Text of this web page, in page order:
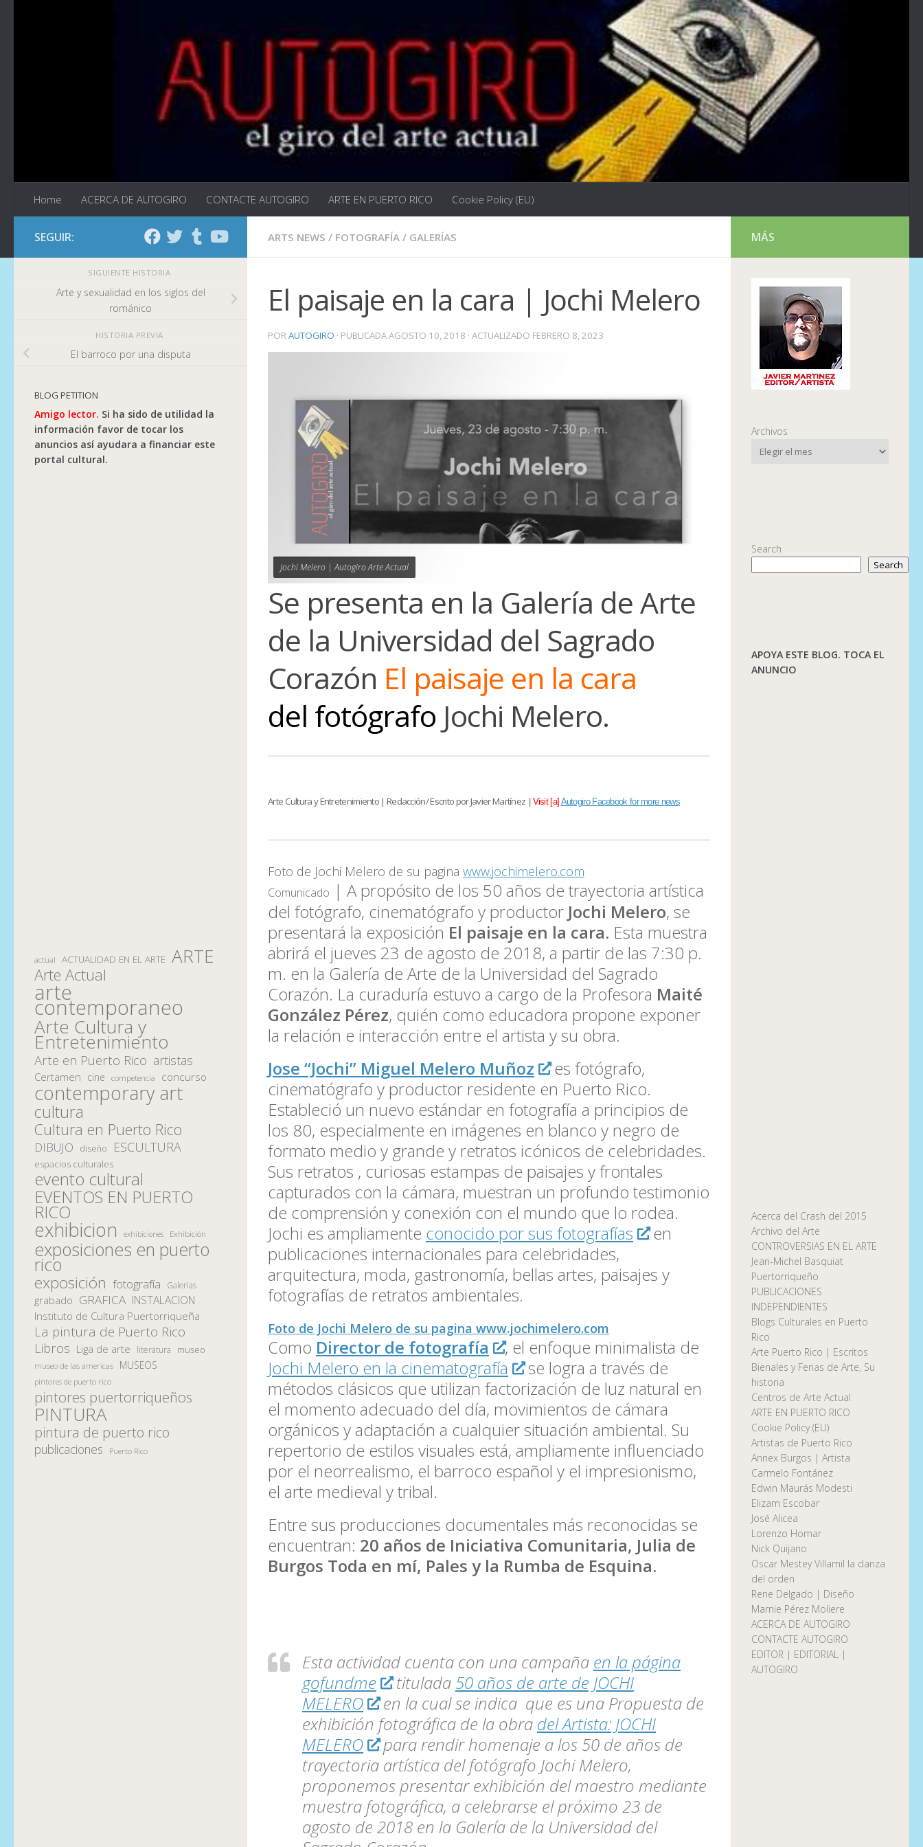
Home ACERCA DE AUTOGIRO CONTACTE AUTOGIRO ARTE EN PUERTO RICO Cookie Policy (EU)
ARTS NEWS / FOTOGRAFÍA / GALERÍAS
El paisaje en la cara | Jochi Melero
PORAUTOGIRO · PUBLICADAAGOSTO 10, 2018 · ACTUALIZADO FEBRERO 8, 2023
Jochi Melero | Autogiro Arte Actual
Se presenta en la Galería de Arte
de la Universidad del Sagrado
Corazón El paisaje en la cara
del fotógrafo Jochi Melero.
Arte Cultura y Entretenimiento | Redacción/ Escrito por Javier Martínez Visit [a] Autogiro Facebook for more news
Foto de Jochi Melero de su pagina www.jochimelero.com
Comunicado | A propósito de los 50 años de trayectoria artística
del fotógrafo, cinematógrafo y productor Jochi Melero, se
presentará la exposición El paisaje en la cara. Esta muestra
abrirá el jueves 23 de agosto de 2018, a partir de las 7:30 p.
m. en la Galería de Arte de la Universidad del Sagrado
Corazón. La curaduría estuvo a cargo de la Profesora Maité
González Pérez, quién como educadora propone exponer
la relación e interacción entre el artista y su obra.
Jose “Jochi” Miguel Melero Muñoz
es fotógrafo,
cinematógrafo y productor residente en Puerto Rico.
Estableció un nuevo estándar en fotografía a principios de
los 80, especialmente en imágenes en blanco y negro de
formato medio y grande y retratos icónicos de celebridades.
Sus retratos , curiosas estampas de paisajes y frontales
capturados con la cámara, muestran un profundo testimonio
de comprensión y conexión con el mundo que lo rodea.
Jochi es ampliamente conocido por sus fotografías
en
publicaciones internacionales para celebridades,
arquitectura, moda, gastronomía, bellas artes, paisajes y
fotografías de retratos ambientales.
Foto de Jochi Melero de su pagina www.jochimelero.com
Como Director de fotografía
, el enfoque minimalista de
Jochi Melero en la cinematografía
se logra a través de
métodos clásicos que utilizan factorización de luz natural en
el momento adecuado del día, movimientos de cámara
orgánicos y adaptación a cualquier situación ambiental. Su
repertorio de estilos visuales está, ampliamente influenciado
por el neorrealismo, el barroco español y el impresionismo,
el arte medieval y tribal.
Entre sus producciones documentales más reconocidas se
encuentran: 20 años de Iniciativa Comunitaria, Julia de
Burgos Toda en mí, Pales y la Rumba de Esquina.
Esta actividad cuenta con una campaña en la página
gofundme
titulada 50 años de arte de JOCHI
MELERO
en la cual se indica que es una Propuesta de
exhibición fotográfica de la obra del Artista: JOCHI
MELERO
para rendir homenaje a los 50 de años de
trayectoria artística del fotógrafo Jochi Melero,
proponemos presentar exhibición del maestro mediante
muestra fotográfica, a celebrarse el próximo 23 de
agosto de 2018 en la Galería de la Universidad del
SEGUIR:
SIGUIENTE HISTORIA
Arte y sexualidad en los siglos del
románico
HISTORIA PREVIA
El barroco por una disputa
BLOG PETITION
Amigo lector. Si ha sido de utilidad la
información favor de tocar los
anuncios así ayudara a financiar este
portal cultural.
actual ACTUALIDAD EN EL ARTE ARTE
Arte Actual
arte
contemporaneo
Arte Cultura y
Entretenimiento
Arte en Puerto Rico artistas
Certamen cine competencia concurso
contemporary art
cultura
Cultura en Puerto Rico
DIBUJO diseño ESCULTURA
espacios culturales
evento cultural
EVENTOS EN PUERTO
RICO
exhibicion exhibiciones Exhibición
exposiciones en puerto
rico
exposición fotografía Galerias
grabado GRAFICA INSTALACION
Instituto de Cultura Puertorriqueña
La pintura de Puerto Rico
Libros Liga de arte literatura museo
museo de las americas MUSEOS
pintores de puerto rico
pintores puertorriqueños
PINTURA
pintura de puerto rico
publicaciones Puerto Rico
MÁS
Archivos
Search
Search
APOYA ESTE BLOG. TOCA EL
ANUNCIO
Acerca del Crash del 2015
Archivo del Arte
CONTROVERSIAS EN EL ARTE
Jean-Michel Basquiat
Puertorriqueño
PUBLICACIONES
INDEPENDIENTES
Blogs Culturales en Puerto
Rico
Arte Puerto Rico | Escritos
Bienales y Ferias de Arte, Su
historia
Centros de Arte Actual
ARTE EN PUERTO RICO
Cookie Policy (EU)
Artistas de Puerto Rico
Annex Burgos | Artista
Carmelo Fontánez
Edwin Maurás Modesti
Elizam Escobar
José Alicea
Lorenzo Homar
Nick Quijano
Oscar Mestey Villamil la danza
del orden
Rene Delgado | Diseño
Marnie Pérez Moliere
ACERCA DE AUTOGIRO
CONTACTE AUTOGIRO
EDITOR | EDITORIAL |
AUTOGIRO